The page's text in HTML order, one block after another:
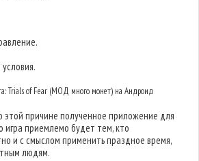
Trials of Fear (МОД много монет) на Андроид
этой причине полученное приложение для
игра приемлемо будет тем, кто
и с смыслом применить праздное время,
людям.